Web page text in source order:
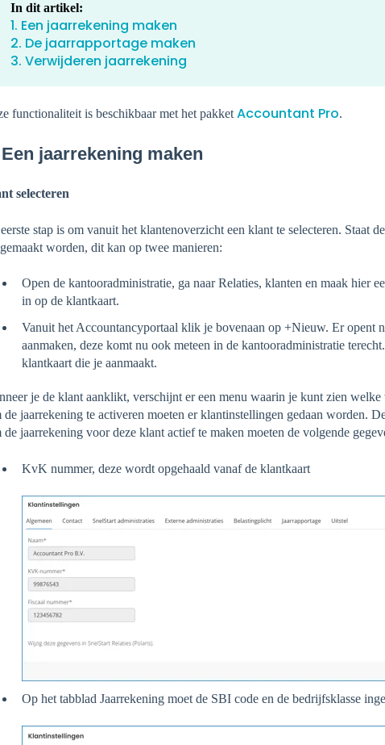
In dit artikel:
1. Een jaarrekening maken
2. De jaarrapportage maken
3. Verwijderen jaarrekening
functionaliteit is beschikbaar met het pakket Accountant Pro.
jaarrekening maken
selecteren
stap is om vanuit het klantenoverzicht een klant te selecteren. Staat
worden, dit kan op twee manieren:
Open de kantooradministratie, ga naar Relaties, klanten en maak hier
in op de klantkaart.
Vanuit het Accountancyportaal klik je bovenaan op +Nieuw. Er opent
aanmaken, deze komt nu ook meteen in de kantooradministratie
klantkaart die je aanmaakt.
je de klant aanklikt, verschijnt er een menu waarin je kunt zien
de jaarrekening te activeren moeten er klantinstellingen gedaan worden.
de jaarrekening voor deze klant actief te maken moeten de volgende
KvK nummer, deze wordt opgehaald vanaf de klantkaart
Op het tabblad Jaarrekening moet de SBI code en de bedrijfsklasse